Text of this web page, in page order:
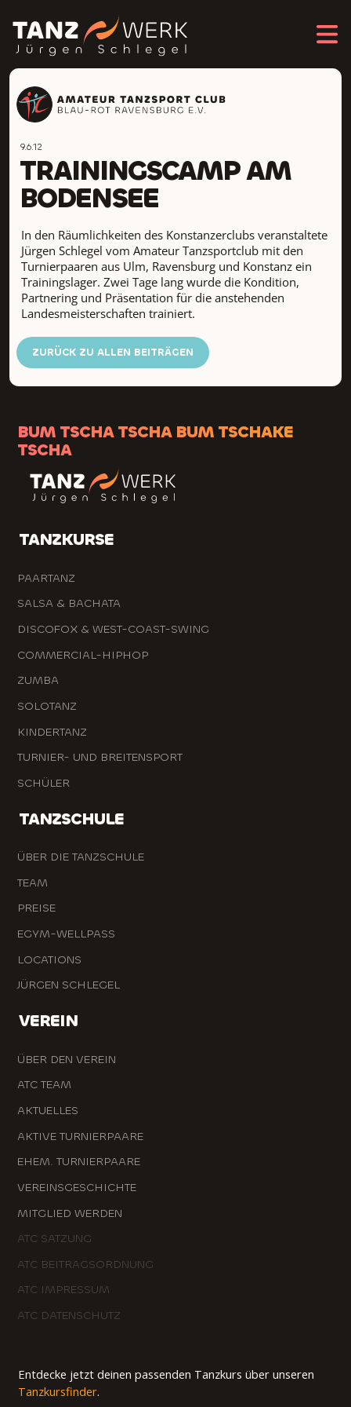
9.6.12
TRAININGSCAMP AM
BODENSEE
In den Räumlichkeiten des Konstanzerclubs veranstaltete
Jürgen Schlegel vom Amateur Tanzsportclub mit den
Turnierpaaren aus Ulm, Ravensburg und Konstanz ein
Trainingslager. Zwei Tage lang wurde die Kondition,
Partnering und Präsentation für die anstehenden
Landesmeisterschaften trainiert.
ZURÜCK ZU ALLEN BEITRÄGEN
BUM TSCHA TSCHA BUM TSCHAKE
TSCHA
TANZKURSE
PAARTANZ
SALSA & BACHATA
DISCOFOX & WEST-COAST-SWING
COMMERCIAL-HIPHOP
ZUMBA
SOLOTANZ
KINDERTANZ
TURNIER- UND BREITENSPORT
SCHÜLER
TANZSCHULE
ÜBER DIE TANZSCHULE
TEAM
PREISE
EGYM-WELLPASS
LOCATIONS
JÜRGEN SCHLEGEL
VEREIN
ÜBER DEN VEREIN
ATC TEAM
AKTUELLES
AKTIVE TURNIERPAARE
EHEM. TURNIERPAARE
VEREINSGESCHICHTE
MITGLIED WERDEN
ATC SATZUNG
ATC BEITRAGSORDNUNG
ATC IMPRESSUM
ATC DATENSCHUTZ
Entdecke jetzt deinen passenden Tanzkurs über unseren
Tanzkursfinder.